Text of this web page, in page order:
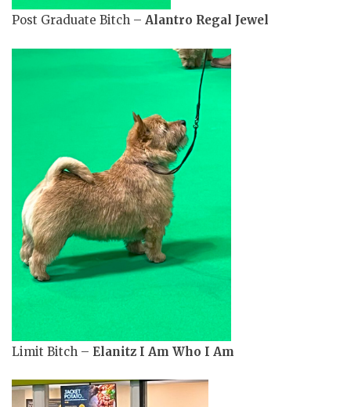
Post Graduate Bitch – Alantro Regal Jewel
Limit Bitch – Elanitz I Am Who I Am